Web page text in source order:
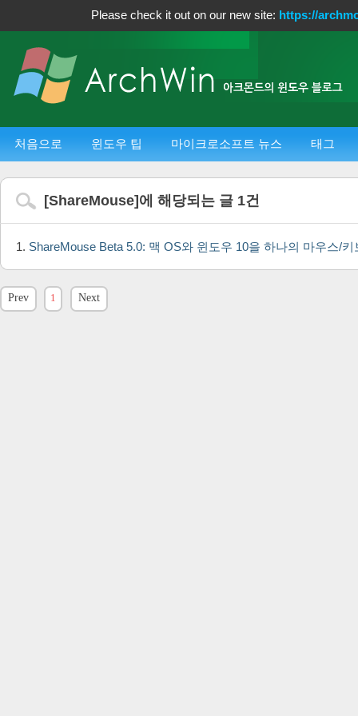
Please check it out on our new site: https://
처음으로 윈도우 팁 마이크로소프트 뉴스 태그
[ShareMouse]에 해당되는 글 1건
ShareMouse Beta 5.0: 맥 OS와 윈도우 10을 하나의 마우스/
Prev 1 Next